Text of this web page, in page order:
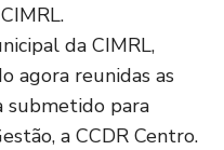
da CIMRL,
agora reunidas as
submetido para
a CCDR Centro.